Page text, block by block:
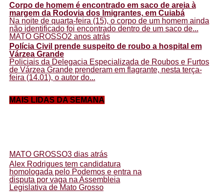
Corpo de homem é encontrado em saco de areia à
margem da Rodovia dos Imigrantes, em Cuiabá
Na noite de quarta-feira (15), o corpo de um homem ainda
não identificado foi encontrado dentro de um saco de...
MATO GROSSO2 anos atrás
Polícia Civil prende suspeito de roubo a hospital em
Várzea Grande
Policiais da Delegacia Especializada de Roubos e Furtos
de Várzea Grande prenderam em flagrante, nesta terça-
feira (14.01), o autor do...
MAIS LIDAS DA SEMANA
MATO GROSSO3 dias atrás
Alex Rodrigues tem candidatura
homologada pelo Podemos e entra na
disputa por vaga na Assembleia
Legislativa de Mato Grosso